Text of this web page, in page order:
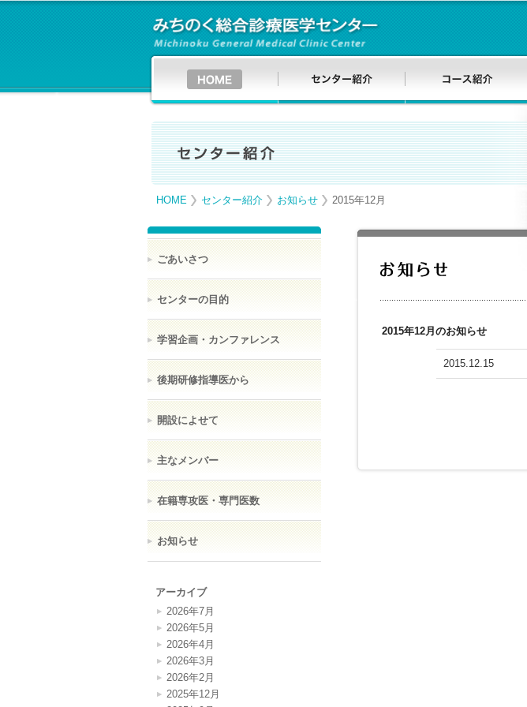
HOME センター紹介 お知らせ 2015年12月
ごあいさつ
センターの目的
学習企画・カンファレンス
後期研修指導医から
開設によせて
主なメンバー
在籍専攻医・専門医数
お知らせ
アーカイブ
2026年7月
2026年5月
2026年4月
2026年3月
2026年2月
2025年12月
2015年12月のお知らせ
2015.12.15